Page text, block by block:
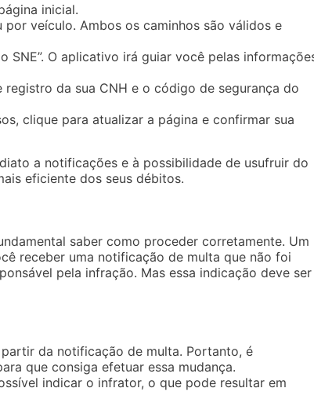
inicial.
veículo. Ambos os caminhos são válidos e
SNE”. O aplicativo irá guiar você pelas
da sua CNH e o código de segurança do
clique para atualizar a página e confirmar sua
a notificações e à possibilidade de usufruir do
eficiente dos seus débitos.
saber como proceder corretamente. Um
receber uma notificação de multa que não foi
pela infração. Mas essa indicação deve ser
da notificação de multa. Portanto, é
que consiga efetuar essa mudança.
indicar o infrator, o que pode resultar em